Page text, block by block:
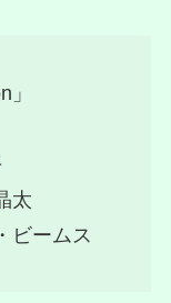
太
ビームス